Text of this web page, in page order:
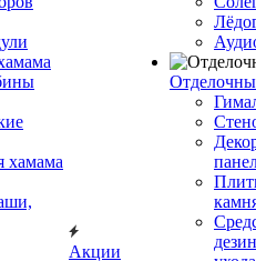
хамама
Акции